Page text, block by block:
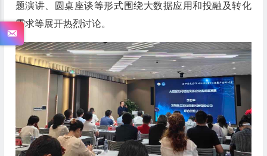
题演讲、圆桌座谈等形式围绕大数据应用和投融及转化
需求等展开热烈讨论。